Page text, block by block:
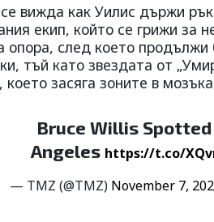
вижда как Уилис държи
екип, който се грижи
опора, след което
тъй като звездата от
което засяга зоните в
Bruce Willis
Angeles https://t.co/
— TMZ (@TMZ) November 7,